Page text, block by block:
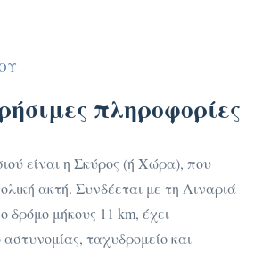
πληροφορίες
είναι η Σκύρος (ή Χώρα), που
ακτή. Συνδέεται με τη Λιναριά
μήκους 11 km, έχει
αστυνομίας, ταχυδρομείο και